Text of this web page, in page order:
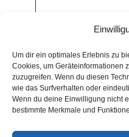
Um dir ein optimales Erlebnis zu
Cookies, um Geräteinformationen
zuzugreifen. Wenn du diesen
wie das Surfverhalten oder
Wenn du deine Einwilligung nicht
bestimmte Merkmale und